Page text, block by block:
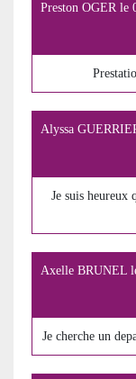
Preston OGERle
Alyssa
Je suis heureux
Axelle BRUNEL
Je cherche un